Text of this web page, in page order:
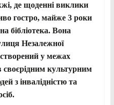
де щоденні виклики
гостро, майже 3 роки
бібліотека. Вона
Незалежної
у межах
своєрідним культурним
з інвалідністю та